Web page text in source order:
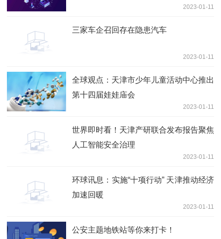
2023-01-11
三家车企召回存在隐患汽车
2023-01-11
全球观点：天津市少年儿童活动中心推出
第十四届娃娃庙会
2023-01-11
世界即时看！天津产研联合发布报告聚焦
人工智能安全治理
2023-01-11
环球讯息：实施“十项行动” 天津推动经济
加速回暖
2023-01-11
公安主题地铁站等你来打卡！